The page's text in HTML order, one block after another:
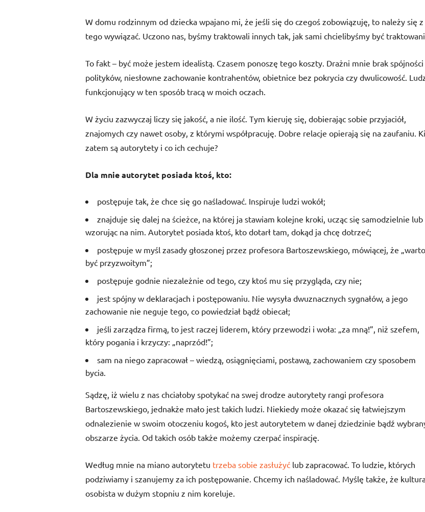
W domu rodzinnym od dziecka wpajano mi, że jeśli się do czegoś zobowiązuję, to należy się z
tego wywiązać. Uczono nas, byśmy traktowali innych tak, jak sami chcielibyśmy być
To fakt – być może jestem idealistą. Czasem ponoszę tego koszty. Drażni mnie brak spójności
polityków, niesłowne zachowanie kontrahentów, obietnice bez pokrycia czy dwulicowość.
funkcjonujący w ten sposób tracą w moich oczach.
W życiu zazwyczaj liczy się jakość, a nie ilość. Tym kieruję się, dobierając sobie przyjaciół,
znajomych czy nawet osoby, z którymi współpracuję. Dobre relacje opierają się na zaufaniu.
zatem są autorytety i co ich cechuje?
Dla mnie autorytet posiada ktoś, kto:
postępuje tak, że chce się go naśladować. Inspiruje ludzi wokół;
znajduje się dalej na ścieżce, na której ja stawiam kolejne kroki, ucząc się samodzielnie lub
wzorując na nim. Autorytet posiada ktoś, kto dotarł tam, dokąd ja chcę dotrzeć;
postępuje w myśl zasady głoszonej przez profesora Bartoszewskiego, mówiącej, że „warto
być przyzwoitym”;
postępuje godnie niezależnie od tego, czy ktoś mu się przygląda, czy nie;
jest spójny w deklaracjach i postępowaniu. Nie wysyła dwuznacznych sygnałów, a jego
zachowanie nie neguje tego, co powiedział bądź obiecał;
jeśli zarządza firmą, to jest raczej liderem, który przewodzi i woła: „za mną!”, niż szefem,
który pogania i krzyczy: „naprzód!”;
sam na niego zapracował – wiedzą, osiągnięciami, postawą, zachowaniem czy sposobem
bycia.
Sądzę, iż wielu z nas chciałoby spotykać na swej drodze autorytety rangi profesora
Bartoszewskiego, jednakże mało jest takich ludzi. Niekiedy może okazać się łatwiejszym
odnalezienie w swoim otoczeniu kogoś, kto jest autorytetem w danej dziedzinie bądź
obszarze życia. Od takich osób także możemy czerpać inspirację.
Według mnie na miano autorytetu trzeba sobie zasłużyć lub zapracować. To ludzie, których
podziwiamy i szanujemy za ich postępowanie. Chcemy ich naśladować. Myślę także, że
osobista w dużym stopniu z nim koreluje.